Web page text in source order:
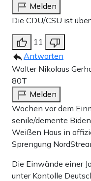
Melden
Die CDU/CSU ist
11
Antworten
Walter Nikolaus
80T
Melden
Wochen vor dem
senile/demente
Weißen Haus in
Sprengung
Die Einwände einer
unter Kontolle